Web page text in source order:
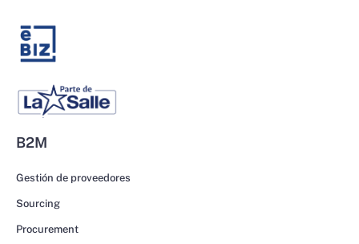
B2M
Gestión de proveedores
Sourcing
Procurement